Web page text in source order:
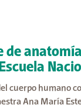
de
cuerpo humano
Ana María